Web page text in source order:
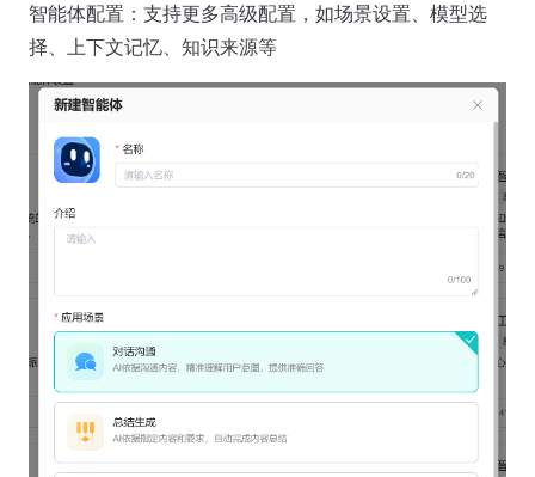
智能体配置：支持更多高级配置，如场景设置、模型选
择、上下文记忆、知识来源等